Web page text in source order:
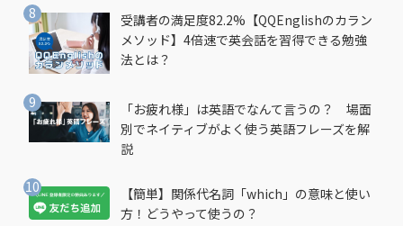
受講者の満足度82.2%【QQEnglishのカラン
メソッド】4倍速で英会話を習得できる勉強
法とは？
「お疲れ様」は英語でなんて言うの？ 場面
別でネイティブがよく使う英語フレーズを解
説
【簡単】関係代名詞「which」の意味と使い
方！どうやって使うの？